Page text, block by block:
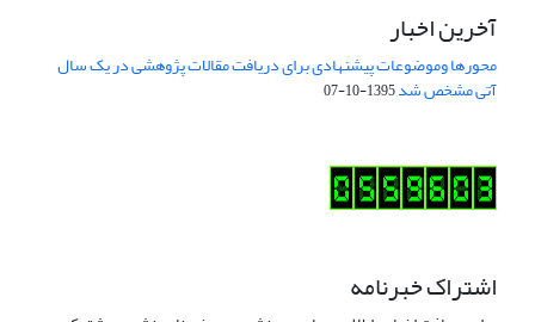
آخرین اخبار
محورها وموضوعات پیشنهادی برای دریافت مقالات پژوهشی در یک سال
آتی مشخص شد1395-10-07
اشتراک خبرنامه